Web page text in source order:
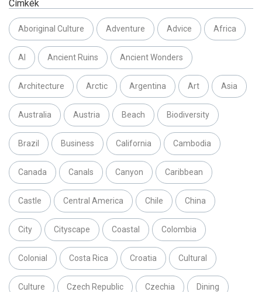
Címkék
Aboriginal Culture Adventure Advice Africa
AI Ancient Ruins Ancient Wonders
Architecture Arctic Argentina Art Asia
Australia Austria Beach Biodiversity
Brazil Business California Cambodia
Canada Canals Canyon Caribbean
Castle Central America Chile China
City Cityscape Coastal Colombia
Colonial Costa Rica Croatia Cultural
Culture Czech Republic Czechia Dining